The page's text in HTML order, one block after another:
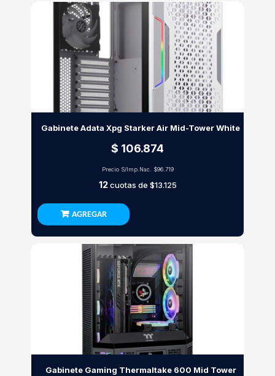
Gabinete Adata Xpg Starker Air Mid-Tower White
$ 106.874
Precio S/Imp.Nac. $96.719
12cuotas de $13.125
AGREGAR
Gabinete Gaming Thermaltake 600 Mid Tower